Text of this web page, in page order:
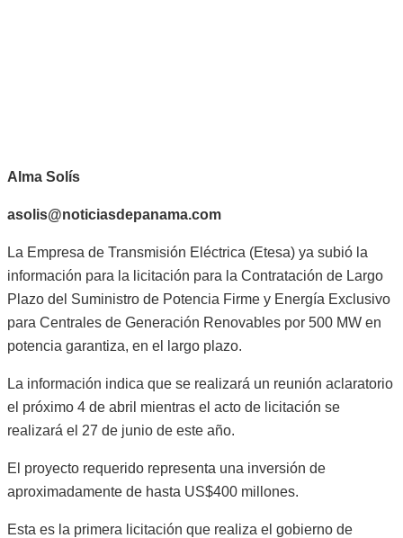
Alma Solís
asolis@noticiasdepanama.com
La Empresa de Transmisión Eléctrica (Etesa) ya subió la
información para la licitación para la Contratación de Largo
Plazo del Suministro de Potencia Firme y Energía Exclusivo
para Centrales de Generación Renovables por 500 MW en
potencia garantiza, en el largo plazo.
La información indica que se realizará un reunión aclaratorio
el próximo 4 de abril mientras el acto de licitación se
realizará el 27 de junio de este año.
El proyecto requerido representa una inversión de
aproximadamente de hasta US$400 millones.
Esta es la primera licitación que realiza el gobierno de